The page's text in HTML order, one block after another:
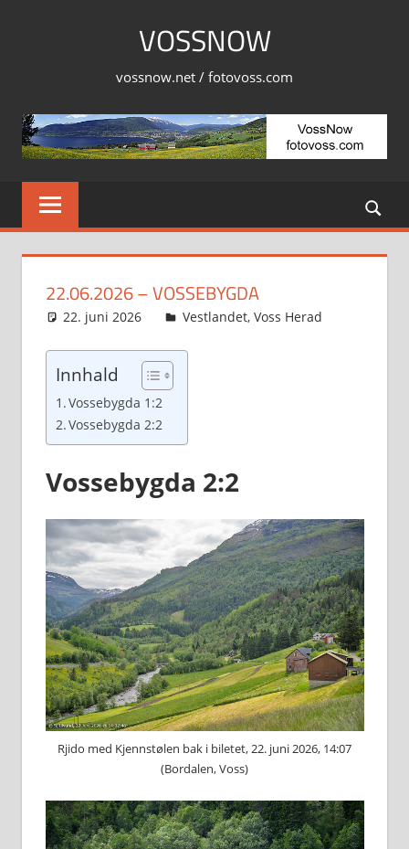
VOSSNOW
vossnow.net / fotovoss.com
22.06.2026 – VOSSEBYGDA
22. juni 2026 Svein
Vestlandet, Voss Herad
Innhald
Vossebygda 1:2
Vossebygda 2:2
Vossebygda 2:2
Rjido med Kjennstølen bak i biletet, 22. juni 2026, 14:07
(Bordalen, Voss)